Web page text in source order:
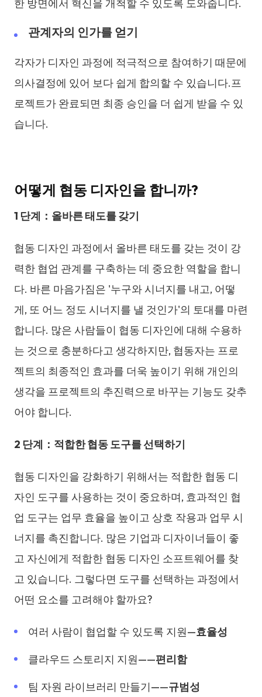
한 방면에서 혁신을 개척할 수 있도록 도와줍니다.
관계자의 인가를 얻기
각자가 디자인 과정에 적극적으로 참여하기 때문에
의사결정에 있어 보다 쉽게 합의할 수 있습니다.프
로젝트가 완료되면 최종 승인을 더 쉽게 받을 수 있
습니다.
어떻게 협동 디자인을 합니까?
1 단계 ：올바른 태도를 갖기
협동 디자인 과정에서 올바른 태도를 갖는 것이 강
력한 협업 관계를 구축하는 데 중요한 역할을 합니
다. 바른 마음가짐은 '누구와 시너지를 내고, 어떻
게, 또 어느 정도 시너지를 낼 것인가'의 토대를 마련
합니다. 많은 사람들이 협동 디자인에 대해 수용하
는 것으로 충분하다고 생각하지만, 협동자는 프로
젝트의 최종적인 효과를 더욱 높이기 위해 개인의
생각을 프로젝트의 추진력으로 바꾸는 기능도 갖추
어야 합니다.
2 단계 ：적합한 협동 도구를 선택하기
협동 디자인을 강화하기 위해서는 적합한 협동 디
자인 도구를 사용하는 것이 중요하며, 효과적인 협
업 도구는 업무 효율을 높이고 상호 작용과 업무 시
너지를 촉진합니다. 많은 기업과 디자이너들이 좋
고 자신에게 적합한 협동 디자인 소프트웨어를 찾
고 있습니다. 그렇다면 도구를 선택하는 과정에서
어떤 요소를 고려해야 할까요?
여러 사람이 협업할 수 있도록 지원—효율성
클라우드 스토리지 지원——편리함
팀 자원 라이브러리 만들기——규범성